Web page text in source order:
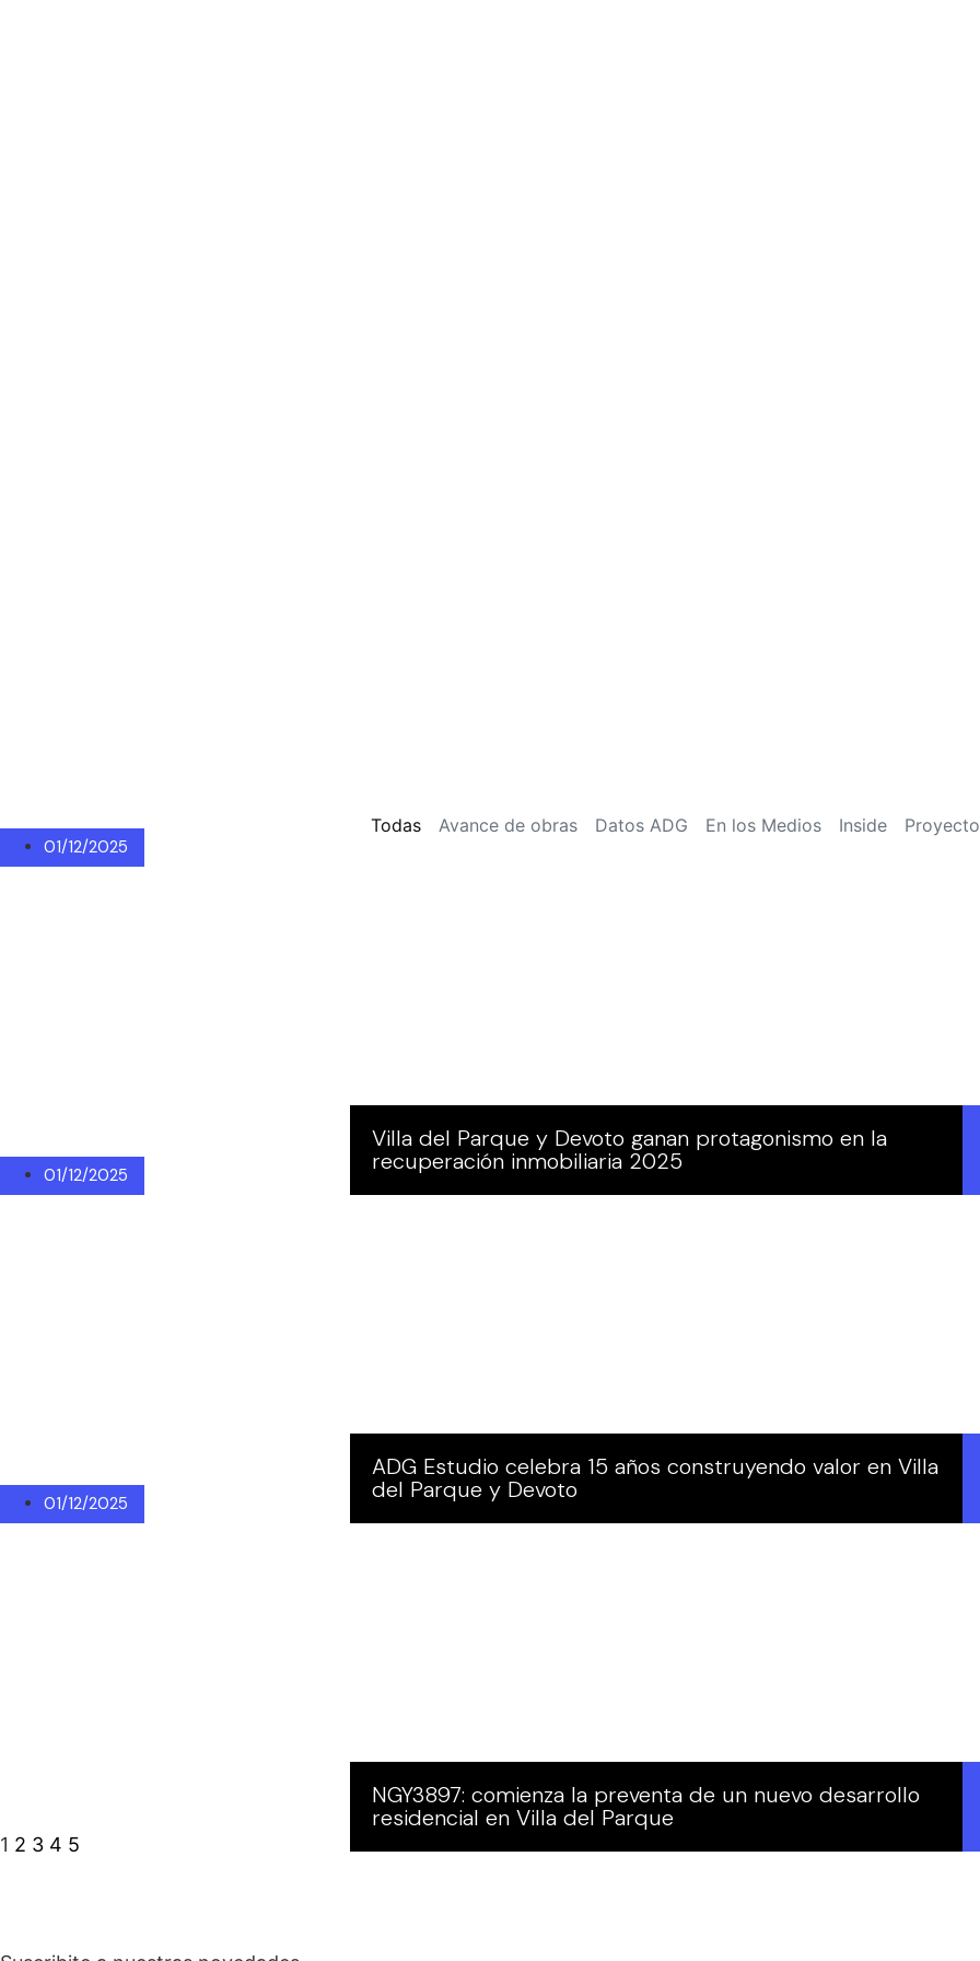
Avance de obras Datos ADG En los Medios Inside
Todas
01/12/2025
Villa del Parque y Devoto ganan protagonismo en la
recuperación inmobiliaria 2025
01/12/2025
ADG Estudio celebra 15 años construyendo valor en Villa
del Parque y Devoto
01/12/2025
NGY3897: comienza la preventa de un nuevo desarrollo
residencial en Villa del Parque
1 2 3 4 5